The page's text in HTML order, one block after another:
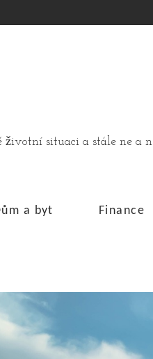
situaci a stále ne a
a byt Finance